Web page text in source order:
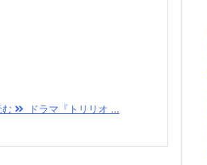
ドラマ『トリリオ ...